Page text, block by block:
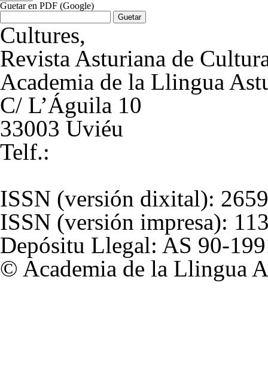
Guetar en PDF (Google)
Cultures,
Revista Asturiana de
Academia de la Llingua
C/ L’Águila 10
33003 Uviéu
Telf.:
ISSN (versión dixital):
ISSN (versión impresa):
Depósitu Llegal: AS 90-
© Academia de la Llingua